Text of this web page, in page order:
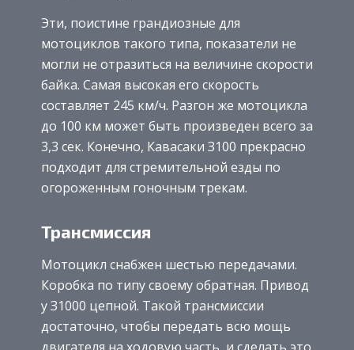
Эти, поистине грандиозные для
мотоциклов такого типа, показатели не
могли не отразиться на величине скорости
байка. Самая высокая его скорость
составляет 245 км/ч. Разгон же мотоцикла
до 100 км может быть произведен всего за
3,3 сек. Конечно, Кавасаки З100 прекрасно
подходит для стремительной езды по
огороженным гоночным трекам.
Трансмиссия
Мотоцикл снабжен шестью передачами.
Коробка по типу своему обратная. Привод
у З1000 цепной. Такой трансмиссии
достаточно, чтобы передать всю мощь